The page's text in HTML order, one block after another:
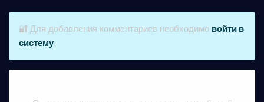
🔐 Для добавления комментариев необходимо войти в
систему.